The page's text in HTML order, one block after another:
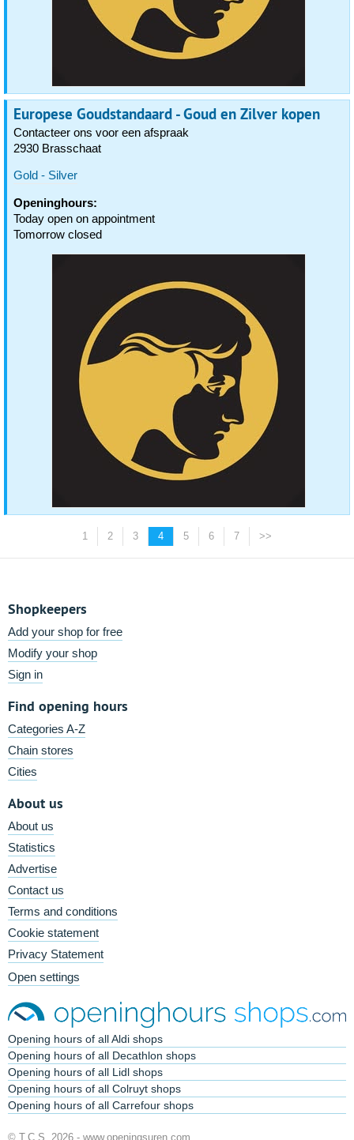
Europese Goudstandaard - Goud en Zilver kopen
Contacteer ons voor een afspraak
2930 Brasschaat
Gold - Silver
Openinghours:
Today open on appointment
Tomorrow closed
1 2 3 4 5 6 7 >>
Shopkeepers
Add your shop for free
Modify your shop
Sign in
Find opening hours
Categories A-Z
Chain stores
Cities
About us
About us
Statistics
Advertise
Contact us
Terms and conditions
Cookie statement
Privacy Statement
Open settings
Opening hours of all Aldi shops
Opening hours of all Decathlon shops
Opening hours of all Lidl shops
Opening hours of all Colruyt shops
Opening hours of all Carrefour shops
© T.C.S. 2026 - www.openingsuren.com